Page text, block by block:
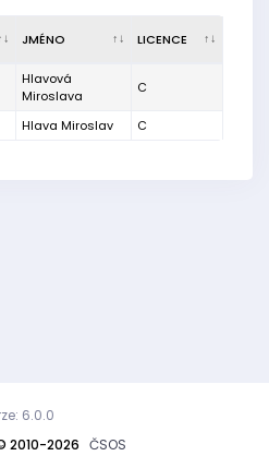
JMÉNO LICENCE
Hlavová
Miroslava
C
Hlava Miroslav C
2010-2026 ČSOS
6.0.0